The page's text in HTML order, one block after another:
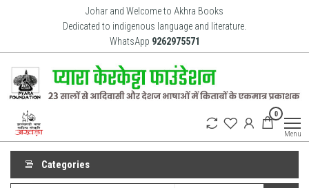
content
Johar and Welcome to Akhra Books
Dedicated to indigenous language and literature.
WhatsApp 9262975571
indigenous
culture,
language
and
literature
0
Menu
Categories